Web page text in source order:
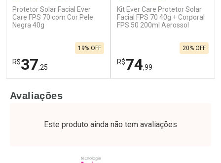
Protetor Solar Facial Ever
Care FPS 70 com Cor Pele
Negra 40g
R$37,25
19% OFF
Laboratório
Por Menos
Kit Ever Care Protetor Solar
Facial FPS 70 40g + Corporal
FPS 50 200ml Aerossol
R$74,99
20% OFF
Laboratório
Por Menos
Avaliações
Este produto ainda não tem avaliações